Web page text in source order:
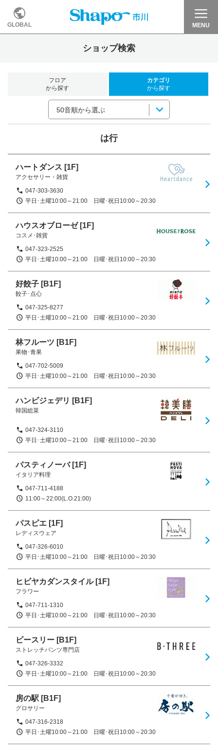
GLOBAL MENU
ショップ検索
フロア
から探す
カテゴリ
から探す
50音順から選ぶ
は行
ハートダンス [1F]
アクセサリー・雑貨
047-303-3630
平日･土曜10:00～21:00　日曜･祝日10:00～20:30
ハウスオブローゼ[1F]
コスメ･雑貨
047-323-2525
平日･土曜10:00～21:00　日曜･祝日10:00～20:30
好餃子 [B1F]
餃子･点心
047-325-8277
平日･土曜10:00～21:00　日曜･祝日10:00～20:30
林フルーツ [B1F]
果物･青果
047-702-5009
平日･土曜10:00～21:00　日曜･祝日10:00～20:30
ハンビジェデリ [B1F]
韓国総菜
047-324-3110
平日･土曜10:00～21:00　日曜･祝日10:00～20:30
パスティノーバ[1F]
イタリア料理
047-711-4188
11:00～22:00(L.O.21:00)
パスピエ [1F]
レディスウェア
047-326-6010
平日･土曜10:00～21:00　日曜･祝日10:00～20:30
ヒビヤカダンスタイル[1F]
フラワー
047-711-1310
平日･土曜10:00～21:00　日曜･祝日10:00～20:30
ビースリー [B1F]
ストレッチパンツ専門店
047-326-3332
平日･土曜10:00～21:00　日曜･祝日10:00～20:30
房の駅 [B1F]
グロサリー
047-316-2318
平日･土曜10:00～21:00　日曜･祝日10:00～20:30